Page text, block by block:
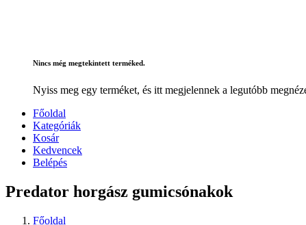
Nincs még megtekintett terméked.
Nyiss meg egy terméket, és itt megjelennek a legutóbb
Főoldal
Kategóriák
Kosár
Kedvencek
Belépés
Predator horgász gumicsónakok
Főoldal